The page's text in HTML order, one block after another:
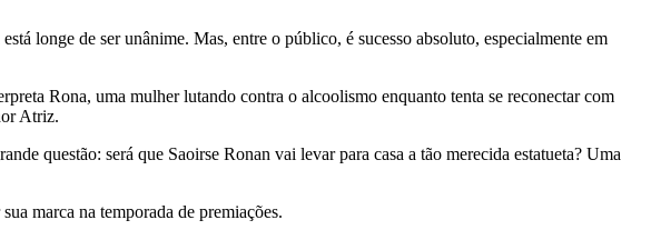
longe de ser unânime. Mas, entre o público, é sucesso absoluto, especialmente em
Rona, uma mulher lutando contra o alcoolismo enquanto tenta se reconectar com
Atriz.
questão: será que Saoirse Ronan vai levar para casa a tão merecida estatueta? Uma
marca na temporada de premiações.